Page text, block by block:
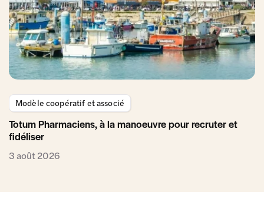
Modèle coopératif et associé
Totum Pharmaciens, à la manoeuvre pour recruter et
fidéliser
3 août 2026